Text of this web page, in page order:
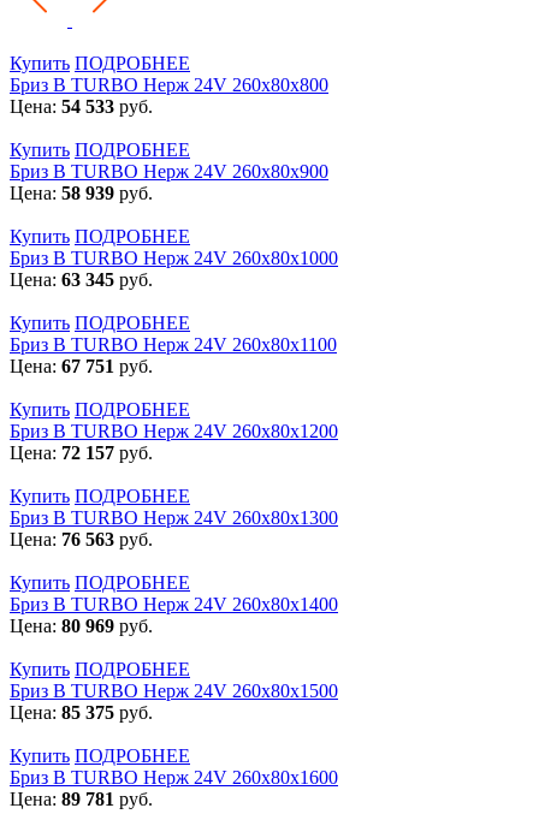
Купить ПОДРОБНЕЕ
Бриз В TURBO Нерж 24V 260х80х800
Цена: 54 533 руб.
Купить ПОДРОБНЕЕ
Бриз В TURBO Нерж 24V 260х80х900
Цена: 58 939 руб.
Купить ПОДРОБНЕЕ
Бриз В TURBO Нерж 24V 260х80х1000
Цена: 63 345 руб.
Купить ПОДРОБНЕЕ
Бриз В TURBO Нерж 24V 260х80х1100
Цена: 67 751 руб.
Купить ПОДРОБНЕЕ
Бриз В TURBO Нерж 24V 260х80х1200
Цена: 72 157 руб.
Купить ПОДРОБНЕЕ
Бриз В TURBO Нерж 24V 260х80х1300
Цена: 76 563 руб.
Купить ПОДРОБНЕЕ
Бриз В TURBO Нерж 24V 260х80х1400
Цена: 80 969 руб.
Купить ПОДРОБНЕЕ
Бриз В TURBO Нерж 24V 260х80х1500
Цена: 85 375 руб.
Купить ПОДРОБНЕЕ
Бриз В TURBO Нерж 24V 260х80х1600
Цена: 89 781 руб.